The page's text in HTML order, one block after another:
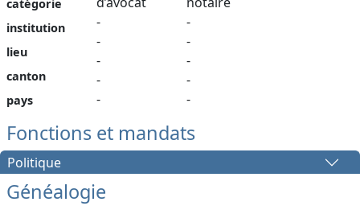
catégorie
institution
lieu
canton
pays
-
-
-
-
-
-
-
-
-
-
Fonctions et mandats
Politique
Généalogie